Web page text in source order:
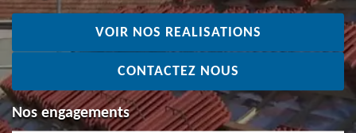
VOIR NOS REALISATIONS
CONTACTEZ NOUS
Nos engagements